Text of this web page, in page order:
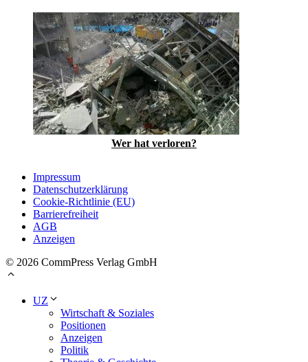
Wer hat verloren?
Impressum
Datenschutzerklärung
Cookie-Richtlinie (EU)
Barrierefreiheit
AGB
Anzeigen
© 2026 CommPress Verlag GmbH
UZ
Wirtschaft & Soziales
Positionen
Anzeigen
Politik